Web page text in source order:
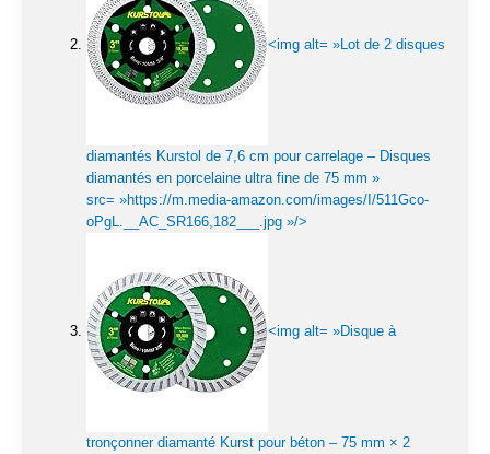
<img alt= »Lot de 2 disques
diamantés Kurstol de 7,6 cm pour carrelage – Disques
diamantés en porcelaine ultra fine de 75 mm »
src= »https://m.media-amazon.com/images/I/511Gco-
oPgL.__AC_SR166,182___.jpg »/>
<img alt= »Disque à
tronçonner diamanté Kurst pour béton – 75 mm × 2